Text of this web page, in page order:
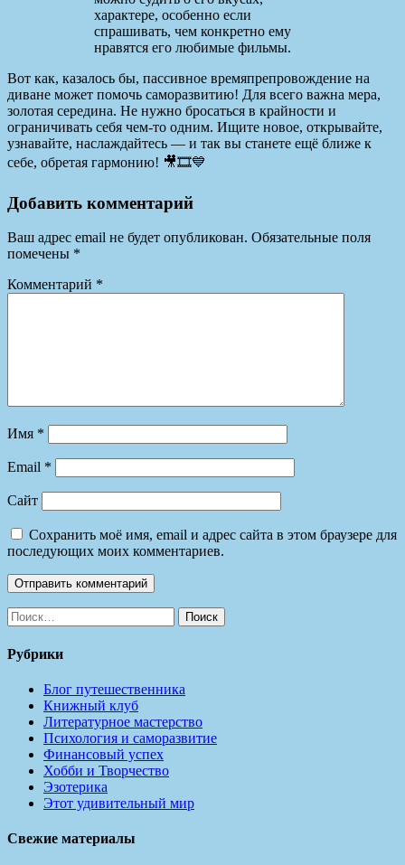
характере, особенно если
спрашивать, чем конкретно ему
нравятся его любимые фильмы.
Вот как, казалось бы, пассивное времяпрепровождение на
диване может помочь саморазвитию! Для всего важна мера,
золотая середина. Не нужно бросаться в крайности и
ограничивать себя чем-то одним. Ищите новое, открывайте,
узнавайте, наслаждайтесь — и так вы станете ещё ближе к
себе, обретая гармонию! 🎥🎞💙
Добавить комментарий
Ваш адрес email не будет опубликован. Обязательные поля
помечены *
Комментарий *
Имя *
Email *
Сайт
Сохранить моё имя, email и адрес сайта в этом браузере для
последующих моих комментариев.
Найти:
Рубрики
Блог путешественника
Книжный клуб
Литературное мастерство
Психология и саморазвитие
Финансовый успех
Хобби и Творчество
Эзотерика
Этот удивительный мир
Свежие материалы